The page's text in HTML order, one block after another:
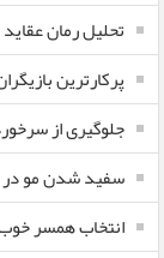
تحلیل رمان
پرکارترین
جلوگیری از
سفید شدن مو در
انتخاب همسر